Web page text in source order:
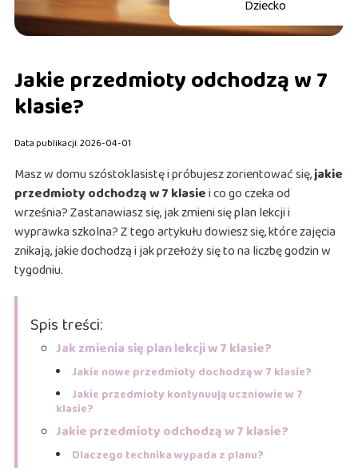
Dziecko
Jakie przedmioty odchodzą w 7
klasie?
Data publikacji: 2026-04-01
Masz w domu szóstoklasistę i próbujesz zorientować się,jakie
przedmioty odchodzą w 7 klasiei co go czeka od
września? Zastanawiasz się, jak zmieni się plan lekcji i
wyprawka szkolna? Z tego artykułu dowiesz się, które zajęcia
znikają, jakie dochodzą i jak przełoży się to na liczbę godzin w
tygodniu.
Spis treści:
Jak zmienia się plan lekcji w 7 klasie?
Jakie nowe przedmioty dochodzą w 7 klasie?
Jakie przedmioty kontynuują uczniowie w 7
klasie?
Jakie przedmioty odchodzą w 7 klasie?
Dlaczego technika wypada z planu?